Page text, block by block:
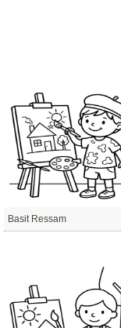
Basit Ressam